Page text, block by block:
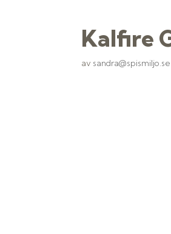
Kalfire
av sandra@spismiljo.se